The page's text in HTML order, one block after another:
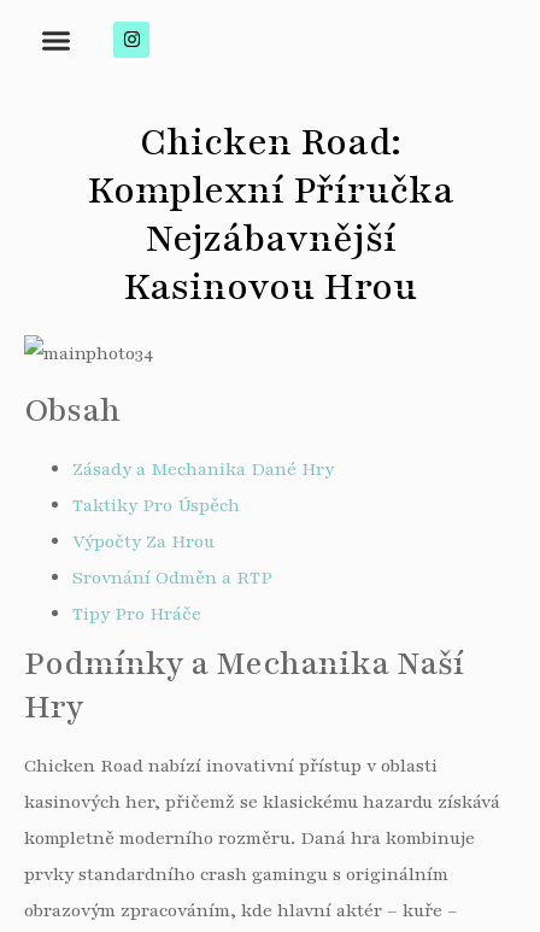
Chicken Road:
Komplexní Příručka
Nejzábavnější
Kasinovou Hrou
Obsah
Zásady a Mechanika Dané Hry
Taktiky Pro Úspěch
Výpočty Za Hrou
Srovnání Odměn a RTP
Tipy Pro Hráče
Podmínky a Mechanika Naší
Hry
Chicken Road nabízí inovativní přístup v oblasti
kasinových her, přičemž se klasickému hazardu získává
kompletně moderního rozměru. Daná hra kombinuje
prvky standardního crash gamingu s originálním
obrazovým zpracováním, kde hlavní aktér – kuře –